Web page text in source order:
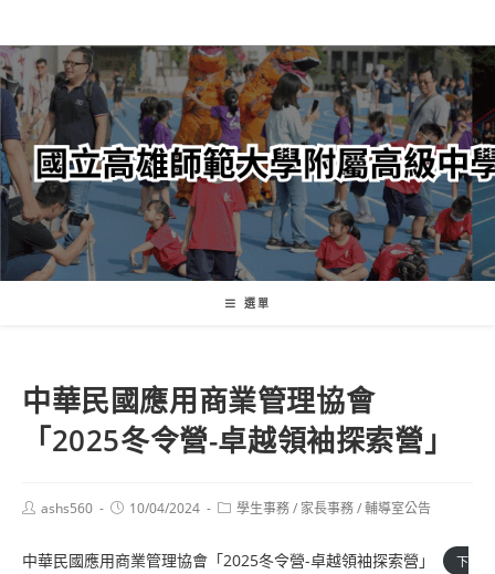
轉
至
主
內
容
選單
中華民國應用商業管理協會
「2025冬令營-卓越領袖探索營」
Postashs560
Post10/04/2024
Post學生事務/ 家長事務/輔導室公告
中華民國應用商業管理協會「2025冬令營-卓越領袖探索營」
下